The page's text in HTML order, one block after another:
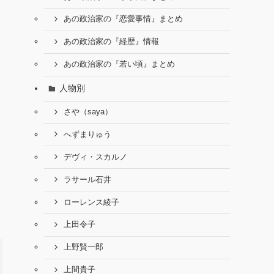
あの政治家の『恋愛事情』まとめ
あの政治家の『経歴』情報
あの政治家の『若い頃』まとめ
人物別
さや（saya）
へずまりゅう
デヴィ・スカルノ
ラサール石井
ローレンス綾子
上田令子
上野賢一郎
上間貴子